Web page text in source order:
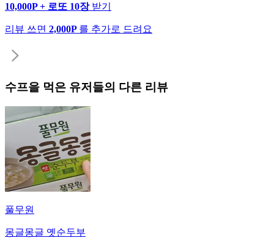
10,000P + 로또 10장 받기
리뷰 쓰면 2,000P 를 추가로 드려요
수프을 먹은 유저들의 다른 리뷰
풀무원
몽글몽글 옛순두부